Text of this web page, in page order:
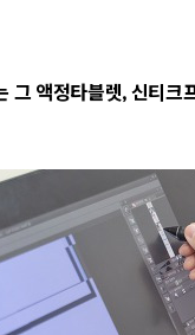
그 액정타블렛, 신티크